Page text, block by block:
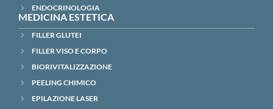
ENDOCRINOLOGIA
MEDICINA ESTETICA
FILLER GLUTEI
FILLER VISO E CORPO
BIORIVITALIZZAZIONE
PEELING CHIMICO
EPILAZIONE LASER